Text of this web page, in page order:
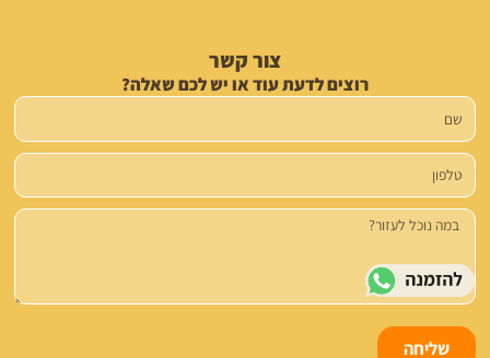
צור קשר
רוצים לדעת עוד או יש לכם שאלה?
שם
טלפון
הודעה
שליחה